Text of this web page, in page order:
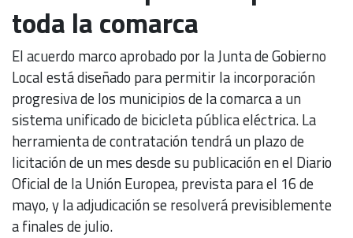
toda la comarca
El acuerdo marco aprobado por la Junta de Gobierno
Local está diseñado para permitir la incorporación
progresiva de los municipios de la comarca a un
sistema unificado de bicicleta pública eléctrica. La
herramienta de contratación tendrá un plazo de
licitación de un mes desde su publicación en el Diario
Oficial de la Unión Europea, prevista para el 16 de
mayo, y la adjudicación se resolverá previsiblemente
a finales de julio.